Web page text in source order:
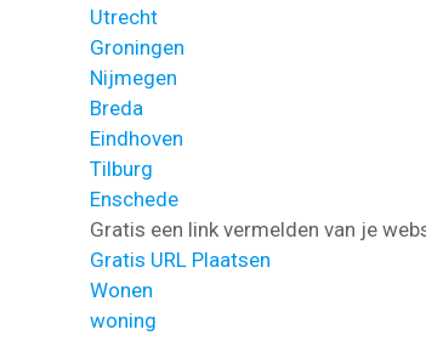
Utrecht
Groningen
Nijmegen
Breda
Eindhoven
Tilburg
Enschede
Gratis een link vermelden van je
Gratis URL Plaatsen
Wonen
woning